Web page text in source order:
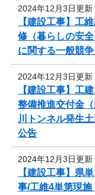
2024年12月3日更新
【建設工事】
修（暮らしの安
に関する一般競
2024年12月3日更新
【建設工事】
整備推進交付金
川トンネル発生
公告
2024年12月3日更新
【建設工事】県
事/工維4単第現